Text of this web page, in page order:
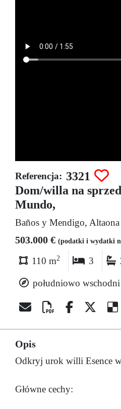
Referencja: 3321
Dom/willa na
Mundo,
Baños y Mendigo,
503.000 € (podatki i wydatki
110 m2 3
południowo wschodni
Opis
Odkryj urok willi Esence
Główne cechy: